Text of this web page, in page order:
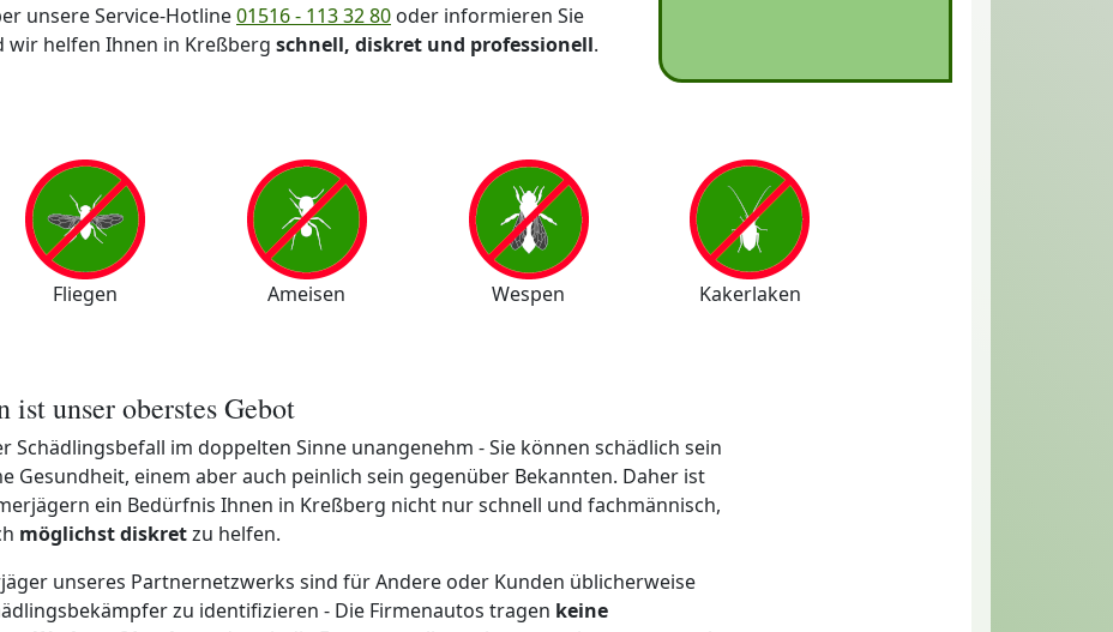
unsere Service-Hotline01516 - 113 32 80 oder informieren Sie
wir helfen Ihnen in Kreßberg schnell, diskret und professionell.
Fliegen Ameisen Wespen Kakerlaken
ist unser oberstes Gebot
Schädlingsbefall im doppelten Sinne unangenehm - Sie können schädlich sein
Gesundheit, einem aber auch peinlich sein gegenüber Bekannten. Daher ist
ein Bedürfnis Ihnen in Kreßberg nicht nur schnell und fachmännisch,
möglichst diskretzu helfen.
unseres Partnernetzwerks sind für Andere oder Kunden üblicherweise
zu identifizieren - Die Firmenautos tragen keine